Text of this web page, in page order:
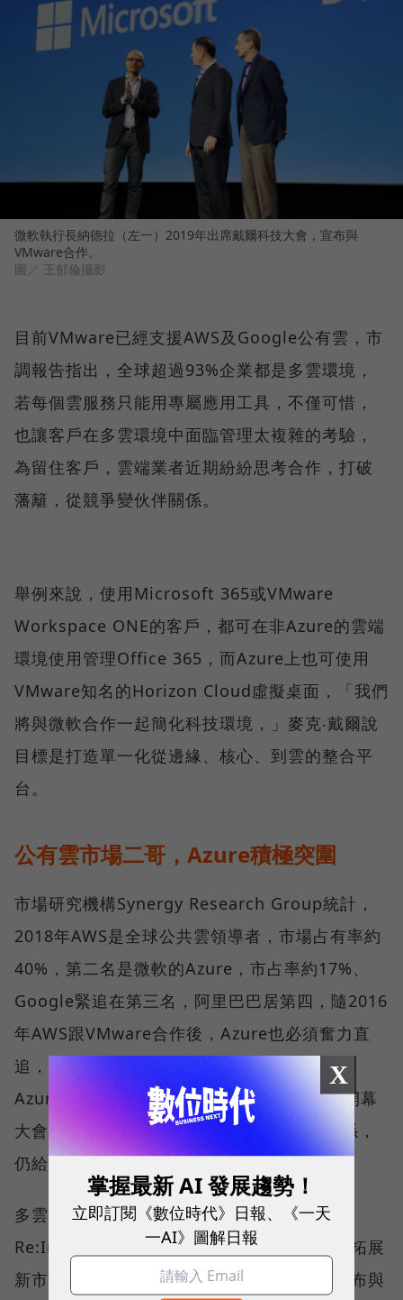
微軟執行長納德拉（左一）2019年出席戴爾科技大會，宣布與
VMware合作。
圖／ 王郁倫攝影
目前VMware已經支援AWS及Google公有雲，市
調報告指出，全球超過93%企業都是多雲環境，
若每個雲服務只能用專屬應用工具，不僅可惜，
也讓客戶在多雲環境中面臨管理太複雜的考驗，
為留住客戶，雲端業者近期紛紛思考合作，打破
藩籬，從競爭變伙伴關係。
舉例來說，使用Microsoft 365或VMware
Workspace ONE的客戶，都可在非Azure的雲端
環境使用管理Office 365，而Azure上也可使用
VMware知名的Horizon Cloud虛擬桌面，「我們
將與微軟合作一起簡化科技環境，」麥克‧戴爾說
目標是打造單一化從邊緣、核心、到雲的整合平
台。
公有雲市場二哥，Azure積極突圍
市場研究機構Synergy Research Group統計，
2018年AWS是全球公共雲領導者，市場占有率約
40%，第二名是微軟的Azure，市占率約17%、
Google緊追在第三名，阿里巴巴居第四，隨2016
年AWS跟VMware合作後，Azure也必須奮力直
追，雙方計畫今年下半年完成技術連通，屆時
Azure可望急起直追AWS，不過麥克‧戴爾在開幕
大會上也不忘說，「我們跟AWS還是合作關係，
仍給他們很好的價錢。」
多雲趨勢明朗，Amazon在2018年底的
Re:Invent大會上發布第一款混合雲產品，要拓展
新市場，Google也在今年4月NEXT大會上宣布與
X
掌握最新 AI 發展趨勢！
立即訂閱《數位時代》日報、《一天
一AI》圖解日報